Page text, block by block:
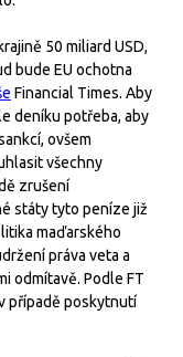
50 miliard USD,
bude EU ochotna
Financial Times. Aby
deníku potřeba, aby
ovšem
všechny
zrušení
státy tyto peníze již
maďarského
práva veta a
odmítavě. Podle FT
případě poskytnutí